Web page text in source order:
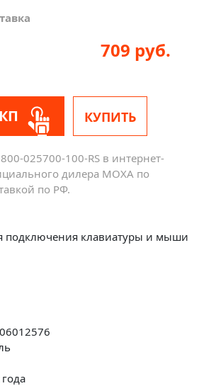
709 руб.
КУПИТЬ
025700-100-RS в интернет-
дилера MOXA по
по РФ.
подключения клавиатуры и мыши
года